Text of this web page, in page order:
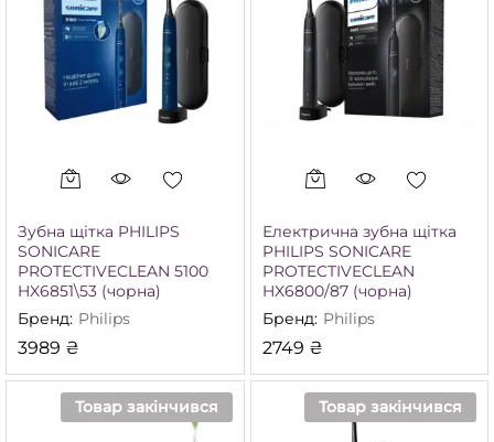
Зубна щітка PHILIPS
SONICARE
PROTECTIVECLEAN 5100
HX6851\53 (чорна)
Бренд: Philips
3989 ₴
Електрична зубна щітка
PHILIPS SONICARE
PROTECTIVECLEAN
HX6800/87 (чорна)
Бренд: Philips
2749 ₴
Товар закінчився Товар закінчився